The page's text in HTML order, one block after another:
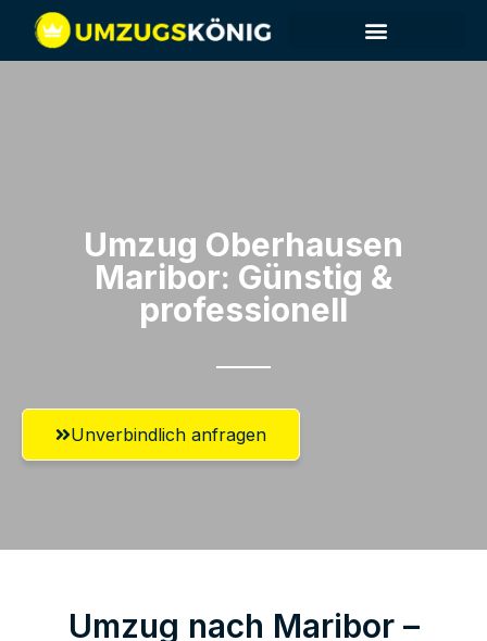
Umzug Oberhausen​
Maribor: Günstig &
professionell​
Unverbindlich anfragen
Umzug nach Maribor –